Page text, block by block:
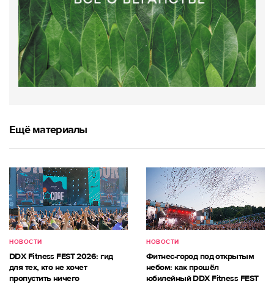
Ещё материалы
НОВОСТИ
DDX Fitness FEST 2026: гид
для тех, кто не хочет
пропустить ничего
НОВОСТИ
Фитнес-город под открытым
небом: как прошёл
юбилейный DDX Fitness FEST